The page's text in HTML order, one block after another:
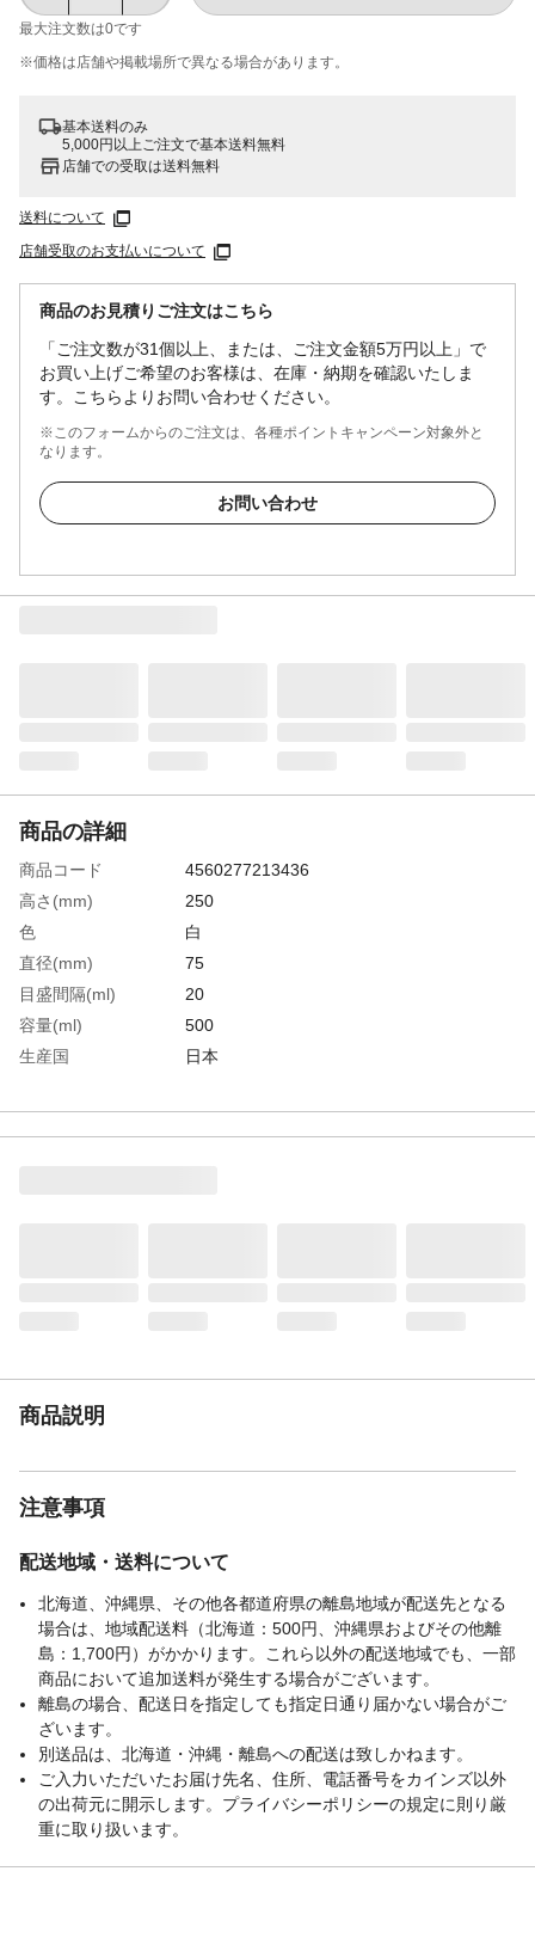
最大注文数は0です
※価格は​店舗や​掲載場所で​異なる​場合が​あります。
基本送料のみ
5,000円以上ご注文で基本送料無料
店舗での受取は送料無料
送料について
店舗受取のお支払いについて
商品のお見積りご注文はこちら
「ご注文数が31個以上、または、ご注文金額5万円以上」で
お買い上げご希望のお客様は、在庫・納期を確認いたしま
す。こちらよりお問い合わせください。
※このフォームからのご注文は、各種ポイントキャンペーン対象外と
なります。
お問い合わせ
商品の詳細
商品コード
4560277213436
高さ(mm)
250
色
白
直径(mm)
75
目盛間隔(ml)
20
容量(ml)
500
生産国
日本
材質1
本体、キャップ：低密度ポリエチレン
(LDPE)
商品説明
注意事項
配送地域・送料について
北海道、沖縄県、その他各都道府県の離島地域が配送先となる
場合は、地域配送料（北海道：500円、沖縄県およびその他離
島：1,700円）がかかります。これら以外の配送地域でも、一部
商品において追加送料が発生する場合がございます。
離島の場合、配送日を指定しても指定日通り届かない場合がご
ざいます。
別送品は、北海道・沖縄・離島への配送は致しかねます。
ご入力いただいたお届け先名、住所、電話番号をカインズ以外
の出荷元に開示します。プライバシーポリシーの規定に則り厳
重に取り扱います。